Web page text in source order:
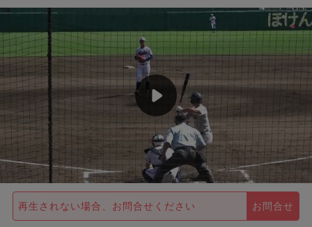
再生されない場合、お問合せください お問合せ